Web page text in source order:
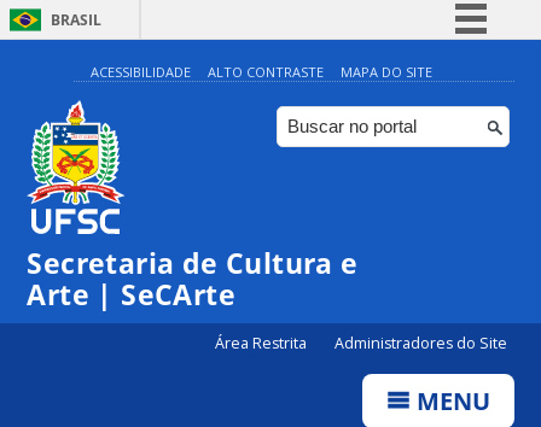
BRASIL
Simplifique!
Comunica BR
Participe
ACESSIBILIDADE ALTO CONTRASTE MAPA DO SITE
Secretaria de Cultura e
Arte | SeCArte
Área Restrita Administradores do Site
MENU